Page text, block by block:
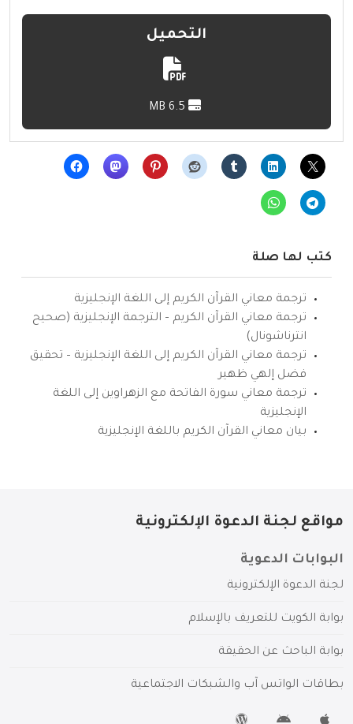
التحميل
كتب لها صلة
ترجمة معاني القرآن الكريم إلى اللغة الإنجليزية
ترجمة معاني القرآن الكريم – الترجمة الإنجليزية (صحيح
انترناشونال)
ترجمة معاني القرآن الكريم إلى اللغة الإنجليزية – تحقيق
فضل إلهي ظهير
ترجمة معاني سورة الفاتحة مع الزهراوين إلى اللغة
الإنجليزية
بيان معاني القرآن الكريم باللغة الإنجليزية
مواقع لجنة الدعوة الإلكترونية
البوابات الدعوية
لجنة الدعوة الإلكترونية
بوابة الكويت للتعريف بالإسلام
بوابة الباحث عن الحقيقة
بطاقات الواتس آب والشبكات الاجتماعية